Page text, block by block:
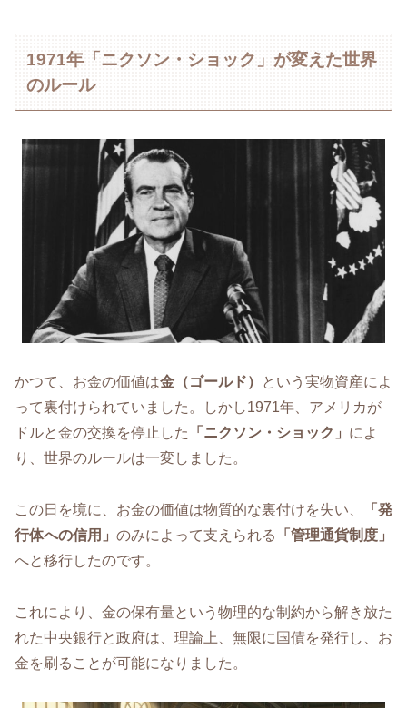
1971年「ニクソン・ショック」が変えた世界
のルール
かつて、お金の価値は金（ゴールド）
という実物資産によ
って裏付けられていました。しかし1971年、アメリカが
ドルと金の交換を停止した
「ニクソン・ショック」 によ
り、世界のルールは一変しました。
この日を境に、お金の価値は物質的な裏付けを失い、
「発
行体への信用」 のみによって支えられる
「管理通貨制度」
へと移行したのです。
これにより、金の保有量という物理的な制約から解き放た
れた中央銀行と政府は、理論上、無限に国債を発行し、お
金を刷ることが可能になりました。